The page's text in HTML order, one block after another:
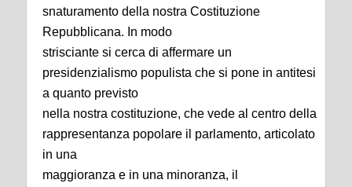
snaturamento della nostra Costituzione
Repubblicana. In modo
strisciante si cerca di affermare un
presidenzialismo populista che si pone in antitesi
a quanto previsto
nella nostra costituzione, che vede al centro della
rappresentanza popolare il parlamento, articolato
in una
maggioranza e in una minoranza, il